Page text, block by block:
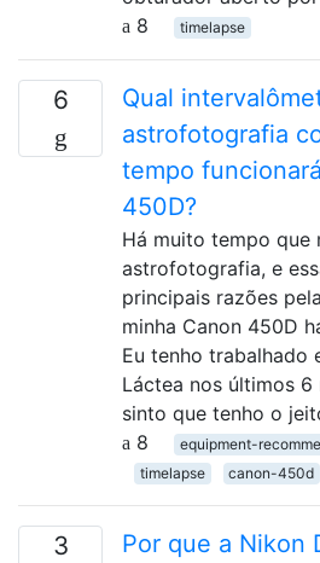
8
timelapse
6
Qual
astrofotografia
tempo
450D?
Há muito tempo que
astrofotografia, e
principais razões
minha Canon 450D
Eu tenho trabalhado
Láctea nos últimos 6
sinto que tenho o
8
equipment-
timelapse
canon-450d
3
Por que a Nikon